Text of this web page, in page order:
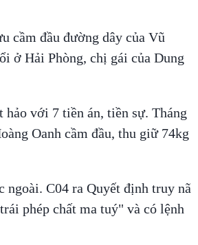
cầm đầu đường dây của Vũ
ở Hải Phòng, chị gái của Dung
với 7 tiền án, tiền sự. Tháng
Oanh cầm đầu, thu giữ 74kg
ngoài. C04 ra Quyết định truy nã
phép chất ma tuý" và có lệnh